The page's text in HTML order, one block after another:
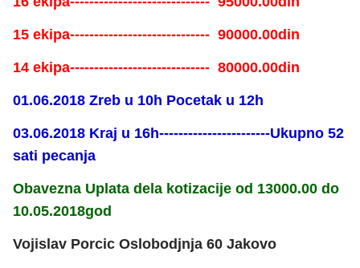
15 ekipa----------------------------- 90000.00din
14 ekipa----------------------------- 80000.00din
01.06.2018 Zreb u 10h Pocetak u 12h
03.06.2018 Kraj u 16h-----------------------Ukupno 52
sati pecanja
Obavezna Uplata dela kotizacije od 13000.00 do
10.05.2018god
Vojislav Porcic Oslobodjnja 60 Jakovo